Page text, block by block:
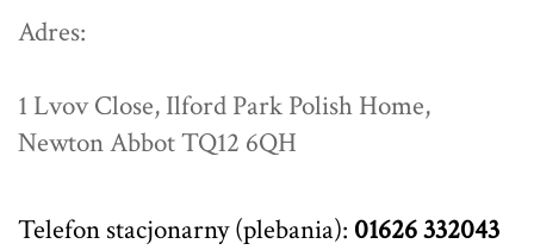
Adres:
1 Lvov Close, Ilford Park Polish Home,
Newton Abbot TQ12 6QH
Telefon stacjonarny (plebania): 01626 332043